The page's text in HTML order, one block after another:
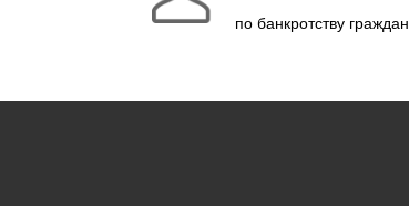
по банкротству граждан